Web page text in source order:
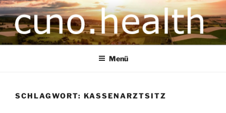
CUNO.HEALTH
Ihre zukunftsorientierte Gesundheitsversorgung
Menü
SCHLAGWORT: KASSENARZTSITZ